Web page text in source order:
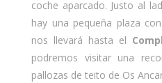
coche aparcado. Justo al
hay una pequeña plaza
nos llevará hasta el
podremos visitar una
pallozas de teito de Os